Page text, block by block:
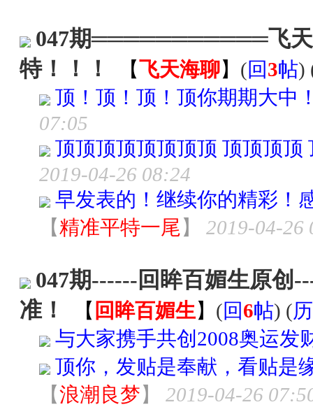
047期═══════════飞
特！！！
【飞天海聊】 (回3帖)
顶！顶！顶！顶你期期大中
07:05
顶顶顶顶顶顶顶顶 顶顶顶
2019-04-26 08:24
早发表的！继续你的精彩！
【精准平特一尾 】 2019-04-26
047期------回眸百媚生原创
准！
【 回眸百媚生】 (回6帖) (
与大家携手共创2008奥运发
顶你，发贴是奉献，看贴是
【浪潮良梦】
2019-04-26